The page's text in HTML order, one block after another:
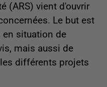
(ARS) vient d'ouvrir
Le but est
en situation de
mais aussi de
différents projets